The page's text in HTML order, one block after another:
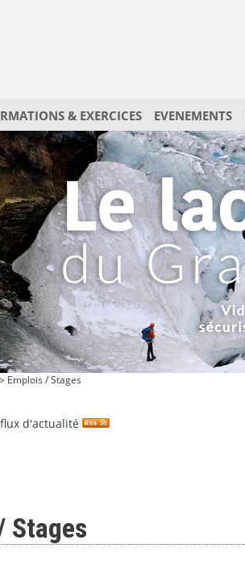
& EXERCICES EVENEMENTS
Emplois / Stages
d'actualité
Stages